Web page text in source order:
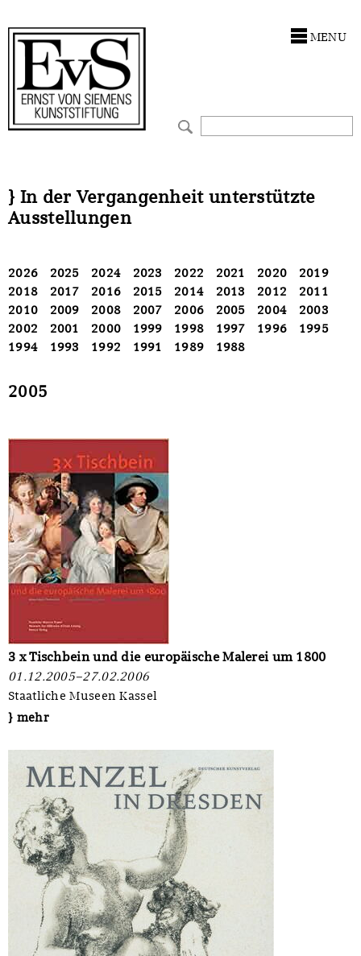
MENU
} In der Vergangenheit unterstützte
Ausstellungen
2026 2025 2024 2023 2022 2021 2020
2019
2018
2017 2016 2015 2014 2013 2012
2011
2010
2009 2008 2007 2006 2005 2004
2003
2002
2001 2000 1999 1998 1997 1996
1995
1994
1993 1992 1991 1989 1988
2005
3 x Tischbein und die europäische Malerei um 1800
01.12.2005–27.02.2006
Staatliche Museen Kassel
} mehr
Förderphilosophie
Gremien
Presse und Neuigkeiten
Kunstwerke
Restaurierungen
Werkverzeichnisse
CORONA-Förderlinie
Zwischenfinanzierung
Sonstiges
Ankauf
Restaurierungen
Werkverzeichnisse
Zwischenfinanzierung